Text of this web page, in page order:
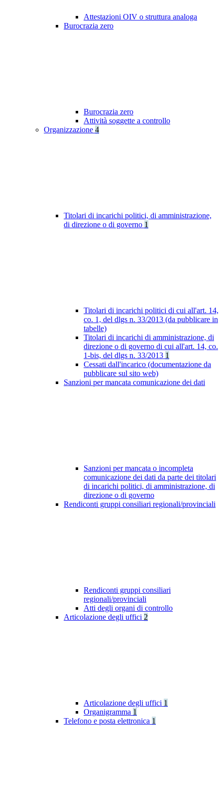
Attestazioni OIV o struttura analoga
Burocrazia zero
Burocrazia zero
Attività soggette a controllo
Organizzazione 4
Titolari di incarichi politici, di amministrazione,
di direzione o di governo 1
Titolari di incarichi politici di cui all'art. 14,
co. 1, del dlgs n. 33/2013 (da pubblicare in
tabelle)
Titolari di incarichi di amministrazione, di
direzione o di governo di cui all'art. 14, co.
1-bis, del dlgs n. 33/2013 1
Cessati dall'incarico (documentazione da
pubblicare sul sito web)
Sanzioni per mancata comunicazione dei dati
Sanzioni per mancata o incompleta
comunicazione dei dati da parte dei titolari
di incarichi politici, di amministrazione, di
direzione o di governo
Rendiconti gruppi consiliari regionali/provinciali
Rendiconti gruppi consiliari
regionali/provinciali
Atti degli organi di controllo
Articolazione degli uffici 2
Articolazione degli uffici 1
Organigramma 1
Telefono e posta elettronica 1